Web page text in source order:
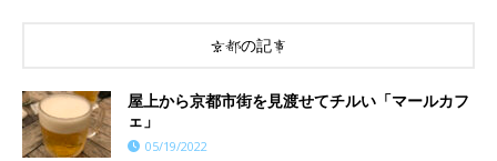
京都の記事
屋上から京都市街を見渡せてチルい「マールカフ
ェ」
05/19/2022